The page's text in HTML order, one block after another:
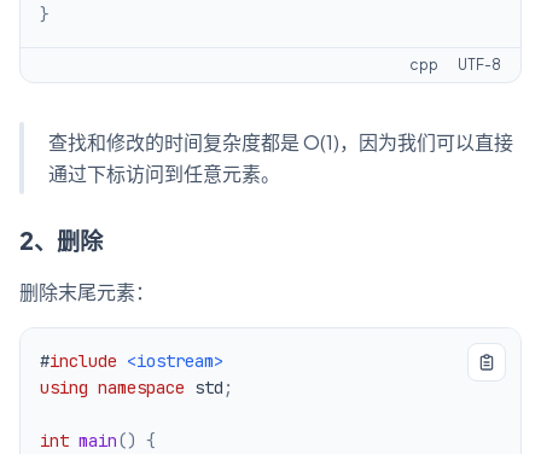
}
cpp UTF-8
查找和修改的时间复杂度都是 O(1)，因为我们可以直接
通过下标访问到任意元素。
2、删除
删除末尾元素：
#include <iostream>
using namespace std ;
int main() {